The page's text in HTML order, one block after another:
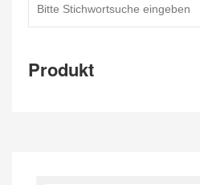
Produkt